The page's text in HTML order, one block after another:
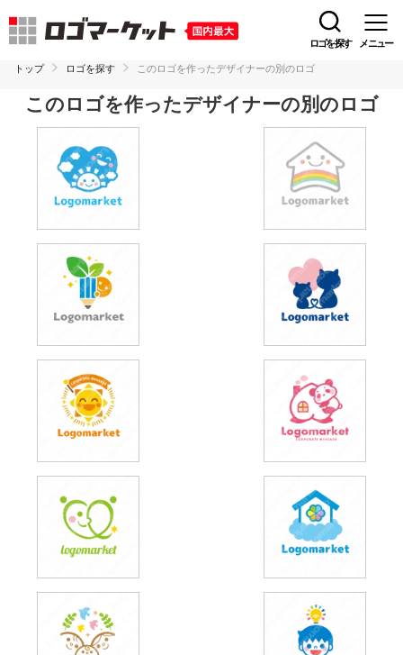
ロゴを探す メニュー
トップ ロゴを探す このロゴを作ったデザイナーの別のロゴ
このロゴを作ったデザイナーの別のロゴ